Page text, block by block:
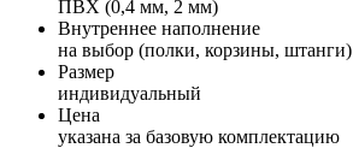
ПВХ (0,4 мм, 2 мм)
Внутреннее наполнение
на выбор (полки, корзины, штанги)
Размер
индивидуальный
Цена
указана за базовую комплектацию